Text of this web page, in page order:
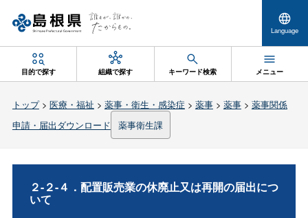
Language
目的で探す 組織で探す キーワード検索 メニュー
トップ> 医療・福祉 > 薬事・衛生・感染症 > 薬事> 薬事> 薬事関係
申請・届出ダウンロード
薬事衛生課
２-２-４．配置販売業の休廃止又は再開の届出につ
いて